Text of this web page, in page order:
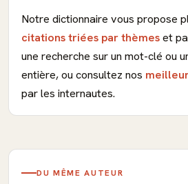
Notre dictionnaire vous propose
citations triées par thèmeset
une recherche sur un mot-clé ou
entière, ou consultez nos
par les internautes.
DU MÊME AUTEUR